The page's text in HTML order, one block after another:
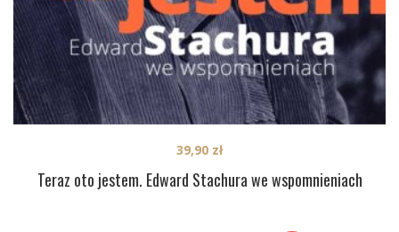
Teraz oto jestem. Edward Stachura we wspomnieniach
39,90 zł